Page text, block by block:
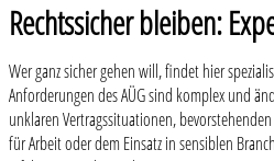
Rechtssicher bleiben:
Wer ganz sicher gehen will, findet hier
Anforderungen des AÜG sind komplex und
unklaren Vertragssituationen,
für Arbeit oder dem Einsatz in sensiblen